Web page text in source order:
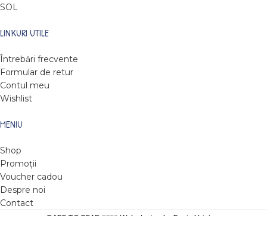
SOL
LINKURI UTILE
Întrebări frecvente
Formular de retur
Contul meu
Wishlist
MENIU
Shop
Promoții
Voucher cadou
Despre noi
Contact
DARE TO READ 2022 Web design by Roxie Hristev